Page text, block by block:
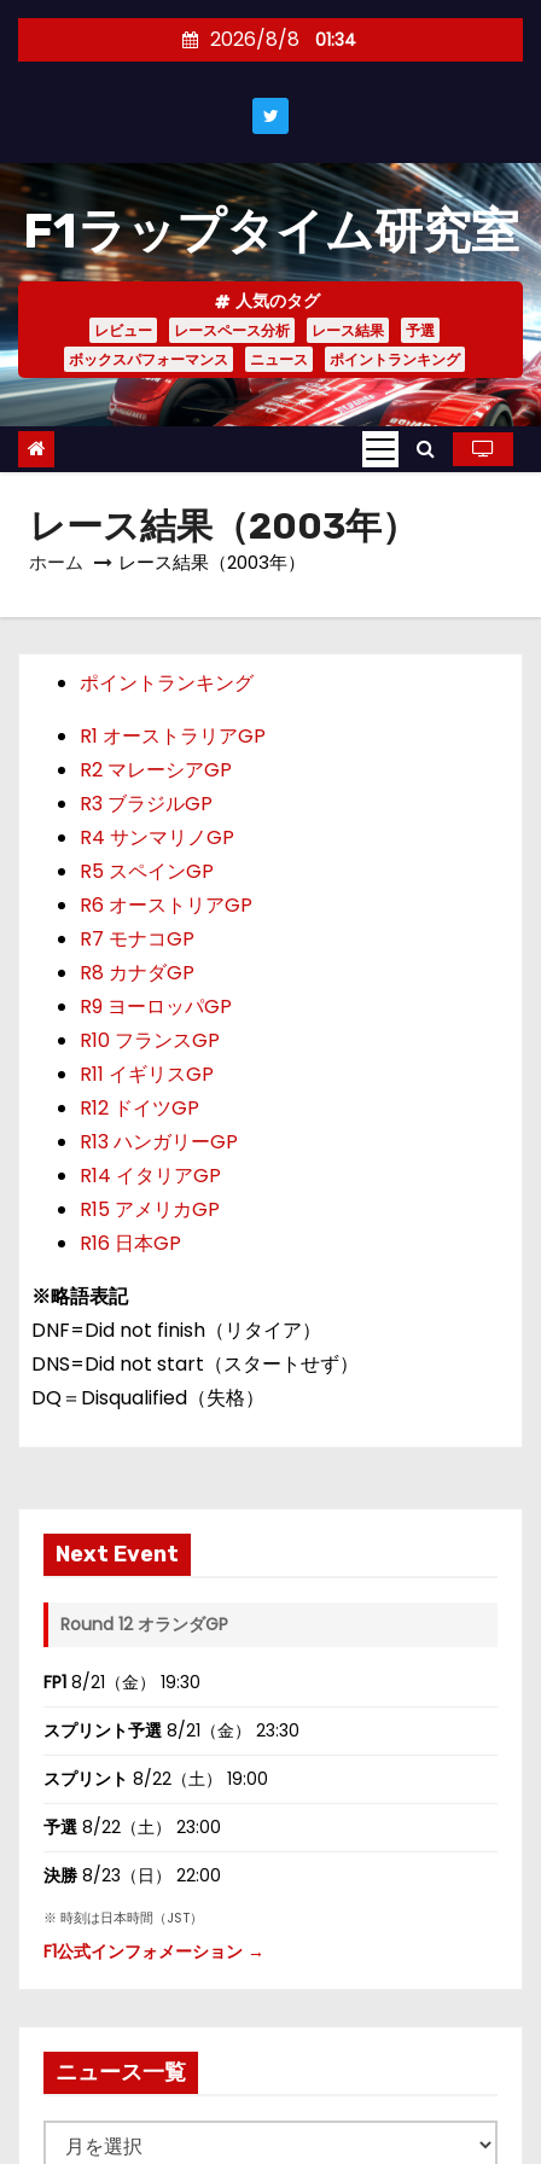
キ
ッ
プ
2026/8/8 01:34
F1ラップタイム研究室
人気のタグ
レビュー レースペース分析 レース結果
予選
ボックスパフォーマンス
ニュース ポイントランキング
レース結果（2003年）
ホーム レース結果（2003年）
ポイントランキング
R1 オーストラリアGP
R2 マレーシアGP
R3 ブラジルGP
R4 サンマリノGP
R5 スペインGP
R6 オーストリアGP
R7 モナコGP
R8 カナダGP
R9 ヨーロッパGP
R10 フランスGP
R11 イギリスGP
R12 ドイツGP
R13 ハンガリーGP
R14 イタリアGP
R15 アメリカGP
R16 日本GP
※略語表記
DNF=Did not finish（リタイア）
DNS=Did not start（スタートせず）
DQ＝Disqualified（失格）
Next Event
Round 12 オランダGP
FP1 8/21（金） 19:30
スプリント予選 8/21（金） 23:30
スプリント 8/22（土） 19:00
予選 8/22（土） 23:00
決勝 8/23（日） 22:00
※ 時刻は日本時間（JST）
F1公式インフォメーション →
ニュース一覧